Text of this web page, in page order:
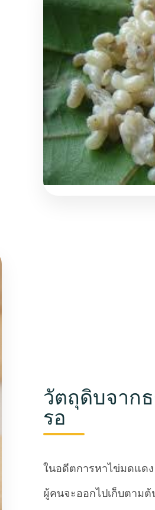
วัตถุดิบจาก
รอ
ในอดีตการหาไข่มดแด
ผู้คนจะออกไปเก็บตามต้